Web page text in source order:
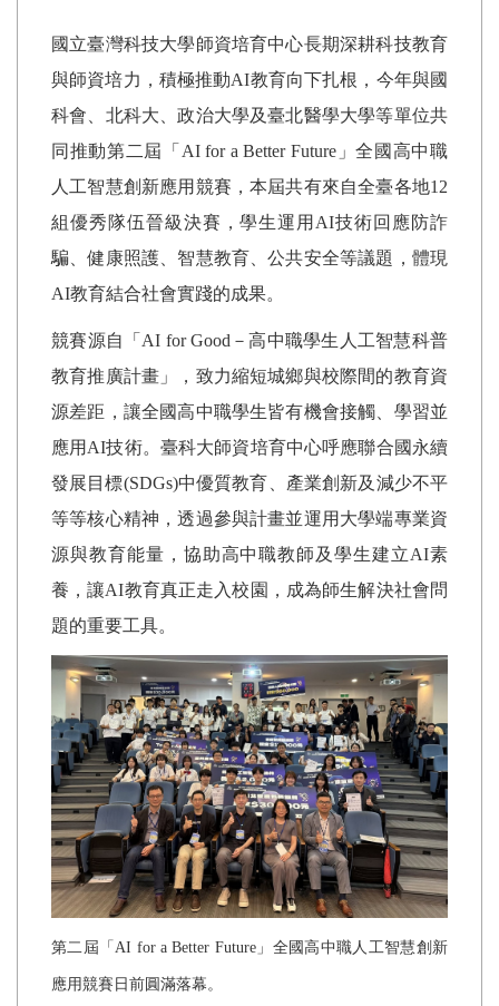
國立臺灣科技大學師資培育中心長期深耕科技教育
與師資培力，積極推動AI教育向下扎根，今年與國
科會、北科大、政治大學及臺北醫學大學等單位共
同推動第二屆「 AI for a Better Future 」全國高中職
人工智慧創新應用競賽，本屆共有來自全臺各地12
組優秀隊伍晉級決賽，學生運用 AI技術回應防詐
騙、健康照護、智慧教育、公共安全等議題，體現
AI教育結合社會實踐的成果。
競賽源自「 AI for Good －高中職學生人工智慧科普
教育推廣計畫」，致力縮短城鄉與校際間的教育資
源差距，讓全國高中職學生皆有機會接觸、學習並
應用 AI技術。臺科大師資培育中心呼應聯合國永續
發展目標(SDGs)中優質教育、產業創新及減少不平
等等核心精神，透過參與計畫並運用大學端專業資
源與教育能量，協助高中職教師及學生建立AI素
養，讓AI教育真正走入校園，成為師生解決社會問
題的重要工具。
第二屆「AI for a Better Future」全國高中職人工智慧創新
應用競賽日前圓滿落幕。